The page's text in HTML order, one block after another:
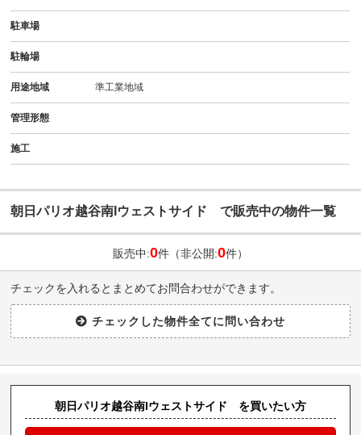
駐車場
駐輪場
用途地域 準工業地域
管理形態
施工
朝日パリオ越谷南Iウェストサイド で販売中の物件一覧
販売中:0件（非公開:0件）
チェックを入れるとまとめてお問合わせができます。
朝日パリオ越谷南Iウェストサイド を買いたい方